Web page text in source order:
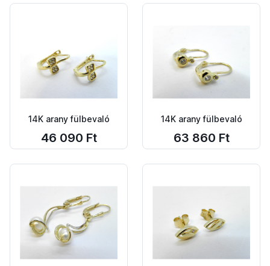
14K arany fülbevaló
46 090 Ft
14K arany fülbevaló
63 860 Ft